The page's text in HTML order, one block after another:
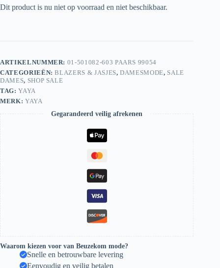
Dit product is nu niet op voorraad en niet beschikbaar.
ARTIKELNUMMER: 01-501082-603 PAARS 99054
CATEGORIEËN:BLAZERS & JASJES,DAMESMODE, SALE
DAMES, SHOP SALE
TAG:YAYA
MERK: YAYA
Gegarandeerd veilig afrekenen
Waarom kiezen voor van Beuzekom mode?
Snelle en betrouwbare levering
Eenvoudig en veilig betalen